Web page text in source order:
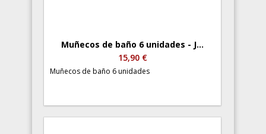
Muñecos de baño 6 unidades - J...
15,90 €
Muñecos de baño 6 unidades